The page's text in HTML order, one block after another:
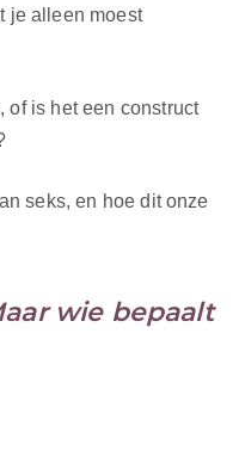
je alleen moest
of is het een construct
seks, en hoe dit onze
wie bepaalt